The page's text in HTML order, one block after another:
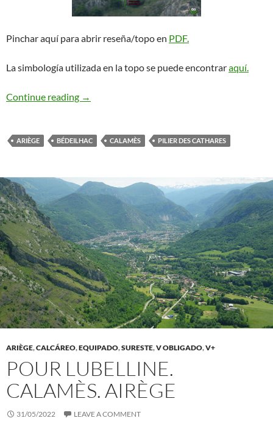
Pinchar aquí para abrir reseña/topo en PDF.
La simbología utilizada en la topo se puede encontraraquí.
Continue reading Les Pilier des Cathares. Calamès. Ariège
→
ARIÈGE BÉDEILHAC CALAMÈS PILIER DES CATHARES
ARIÈGE,CALCÁREO,EQUIPADO,SURESTE,V OBLIGADO,V+
POUR LUBELLINE.
CALAMÈS. AIRÈGE
31/05/2022 LEAVE A COMMENT